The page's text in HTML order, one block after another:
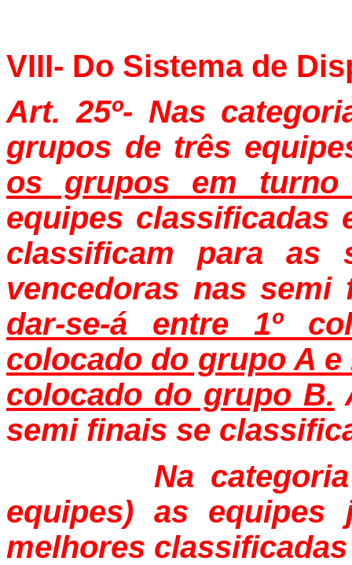
VIII- Do Sistema de
Art. 25º- Nas
grupos de três
os grupos em turno
equipes classificadas
classificam para as
vencedoras nas semi
dar-se-á entre 1º
colocado do grupo A e
colocado do grupo B.
semi finais se
Na categoria
equipes) as
melhores